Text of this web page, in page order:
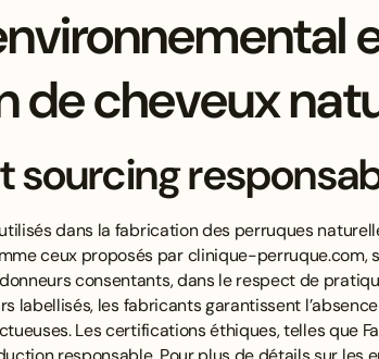
de cheveux
sourcing
dans la fabrication des perruques
ceux proposés par clinique-perruque.com,
consentants, dans le respect de
labellisés, les fabricants garantissent
Les certifications éthiques, telles que